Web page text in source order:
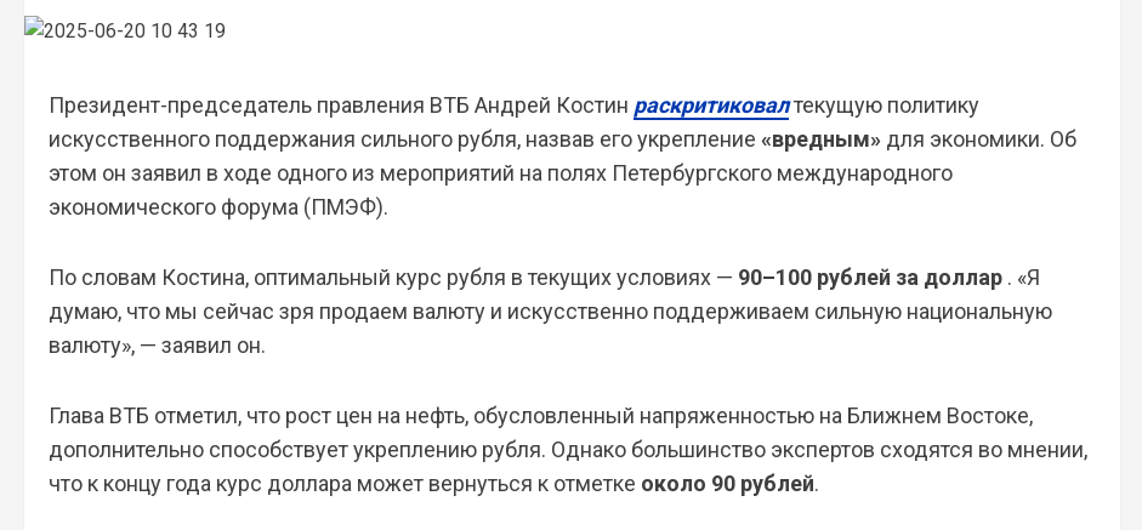
Президент-председатель правления ВТБ Андрей Костин раскритиковалтекущую политику
искусственного поддержания сильного рубля, назвав его укрепление «вредным» для экономики. Об
этом он заявил в ходе одного из мероприятий на полях Петербургского международного
экономического форума (ПМЭФ).
По словам Костина, оптимальный курс рубля в текущих условиях — 90–100 рублей за доллар . «Я
думаю, что мы сейчас зря продаем валюту и искусственно поддерживаем сильную национальную
валюту», — заявил он.
Глава ВТБ отметил, что рост цен на нефть, обусловленный напряженностью на Ближнем Востоке,
дополнительно способствует укреплению рубля. Однако большинство экспертов сходятся во мнении,
что к концу года курс доллара может вернуться к отметке около 90 рублей.